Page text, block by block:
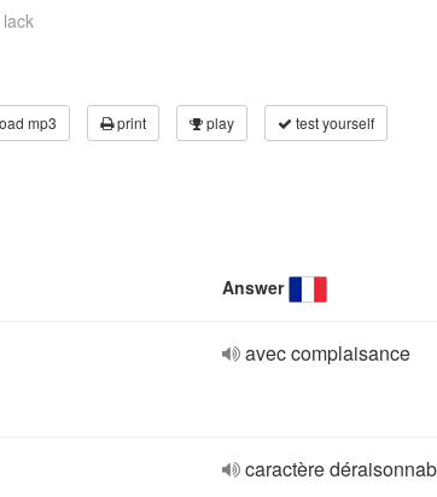
lack
mp3 print play test yourself
Answer
avec complaisance
caractère